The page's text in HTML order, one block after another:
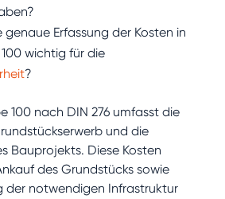
genaue Erfassung der Kosten in
wichtig für die
?
100 nach DIN 276 umfasst die
und die
Bauprojekts. Diese Kosten
des Grundstücks sowie
der notwendigen Infrastruktur